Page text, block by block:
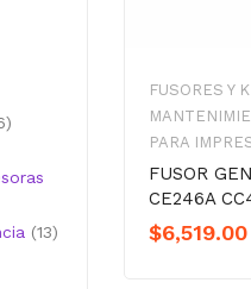
FUSORES Y
PARA
FUSOR
CE246A
$6,519.00
6
1313